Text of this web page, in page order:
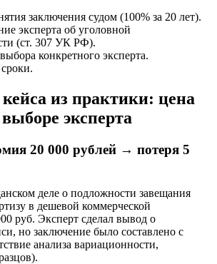
заключения судом (100% за 20 лет).
эксперта об уголовной
(ст. 307 УК РФ).
конкретного эксперта.
из практики: цена
эксперта
20 000 рублей → потеря 5
деле о подложности завещания
в дешевой коммерческой
руб. Эксперт сделал вывод о
но заключение было составлено с
анализа вариационности,